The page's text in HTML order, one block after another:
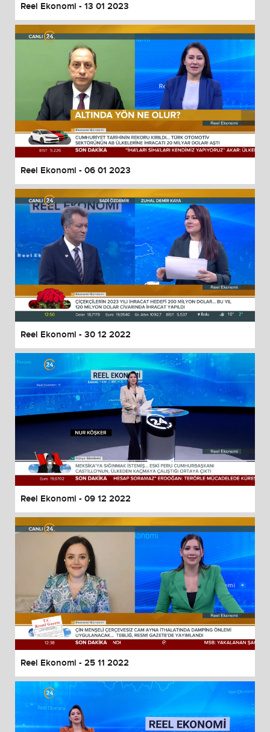
Reel Ekonomi - 13 01 2023
Reel Ekonomi - 06 01 2023
Reel Ekonomi - 30 12 2022
Reel Ekonomi - 09 12 2022
Reel Ekonomi - 25 11 2022